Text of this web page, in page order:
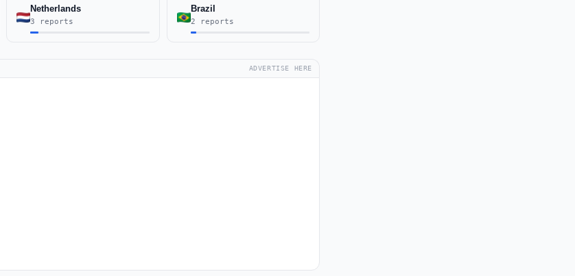
Netherlands
3 reports
Brazil
2 reports
ADVERTISE HERE